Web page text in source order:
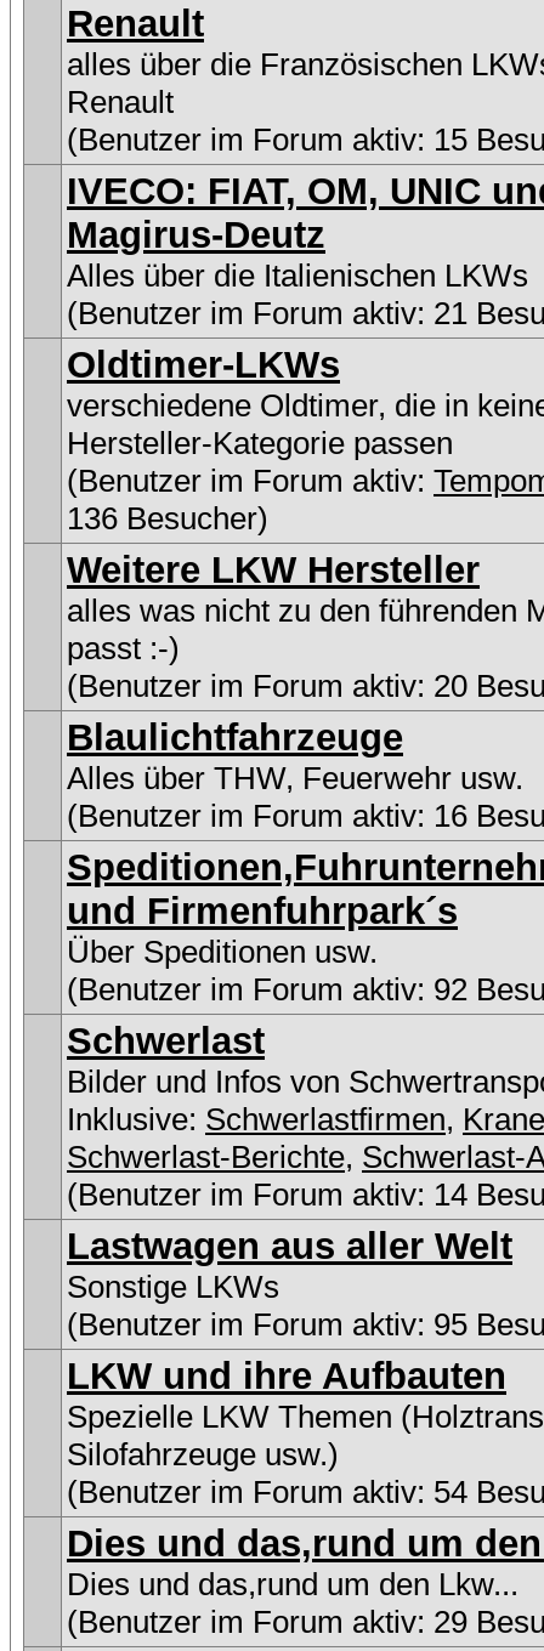
Renault
alles über die Französischen
Renault
(Benutzer im Forum aktiv: 15
IVECO: FIAT, OM, UNIC
Magirus-Deutz
Alles über die Italienischen LKWs
(Benutzer im Forum aktiv: 21
Oldtimer-LKWs
verschiedene Oldtimer, die in
Hersteller-Kategorie passen
(Benutzer im Forum aktiv:
136 Besucher)
Weitere LKW Hersteller
alles was nicht zu den führenden
passt :-)
(Benutzer im Forum aktiv: 20
Blaulichtfahrzeuge
Alles über THW, Feuerwehr usw.
(Benutzer im Forum aktiv: 16
und Firmenfuhrpark´s
Über Speditionen usw.
(Benutzer im Forum aktiv: 92
Schwerlast
Bilder und Infos von
Inklusive: Schwerlastfirmen, Krane
Schwerlast-Berichte, Schwerlast-
(Benutzer im Forum aktiv: 14
Lastwagen aus aller Welt
Sonstige LKWs
(Benutzer im Forum aktiv: 95
LKW und ihre Aufbauten
Spezielle LKW Themen
Silofahrzeuge usw.)
(Benutzer im Forum aktiv: 54
Dies und das,rund um
Dies und das,rund um den Lkw...
(Benutzer im Forum aktiv: 29